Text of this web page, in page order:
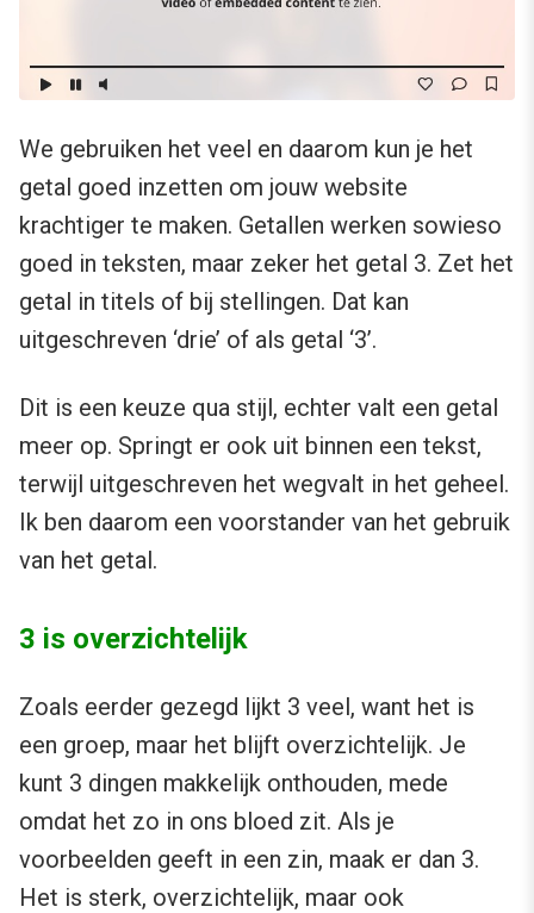
We gebruiken het veel en daarom kun je het
getal goed inzetten om jouw website
krachtiger te maken. Getallen werken sowieso
goed in teksten, maar zeker het getal 3. Zet het
getal in titels of bij stellingen. Dat kan
uitgeschreven ‘drie’ of als getal ‘3’.
Dit is een keuze qua stijl, echter valt een getal
meer op. Springt er ook uit binnen een tekst,
terwijl uitgeschreven het wegvalt in het geheel.
Ik ben daarom een voorstander van het gebruik
van het getal.
3 is overzichtelijk
Zoals eerder gezegd lijkt 3 veel, want het is
een groep, maar het blijft overzichtelijk. Je
kunt 3 dingen makkelijk onthouden, mede
omdat het zo in ons bloed zit. Als je
voorbeelden geeft in een zin, maak er dan 3.
Het is sterk, overzichtelijk, maar ook